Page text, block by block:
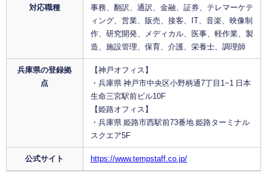
対応職種
事務、翻訳、通訳、金融、証券、テレマーケテ
ィング、営業、販売、接客、IT、音楽、映像制
作、研究開発、メディカル、医事、軽作業、製
造、施設管理、保育、介護、栄養士、調理師
兵庫県の登録拠
点
【神戸オフィス】
・兵庫県 神戸市中央区小野柄通7丁目1−1 日本
生命三宮駅前ビル10F
【姫路オフィス】
・兵庫県 姫路市西駅前73番地 姫路ターミナル
スクエア5F
公式サイト https://www.tempstaff.co.jp/